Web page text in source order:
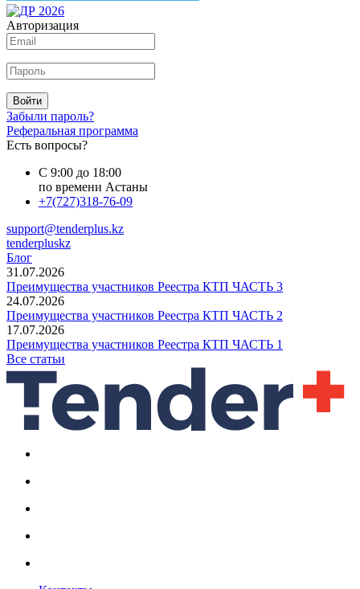
Авторизация
Войти
Забыли пароль?
Реферальная программа
Есть вопросы?
С 9:00 до 18:00
по времени Астаны
+7(727)318-76-09
support@tenderplus.kz
tenderpluskz
Блог
31.07.2026
Преимущества участников Реестра КТП ЧАСТЬ 3
24.07.2026
Преимущества участников Реестра КТП ЧАСТЬ 2
17.07.2026
Преимущества участников Реестра КТП ЧАСТЬ 1
Все статьи